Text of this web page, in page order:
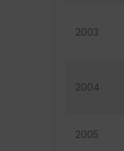
2003
2004
2005